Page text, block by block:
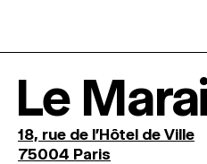
Le
18, rue de l'Hôtel de Ville
75004 Paris